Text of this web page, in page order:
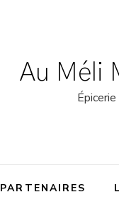
Au Méli
PARTENAIRES